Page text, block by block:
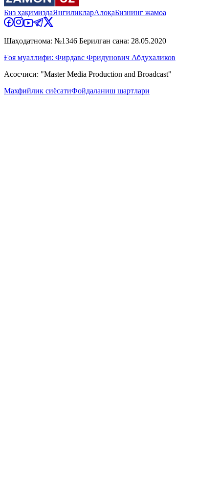
Биз ҳақимиздаЯнгиликларАлоқаБизнинг жамоа
Шаҳодатнома: №1346 Берилган сана: 28.05.2020
Ғоя муаллифи: Фирдавс Фридунович Абдухаликов
Асосчиси: "Master Media Production and Broadcast"
Махфийлик сиёсатиФойдаланиш шартлари